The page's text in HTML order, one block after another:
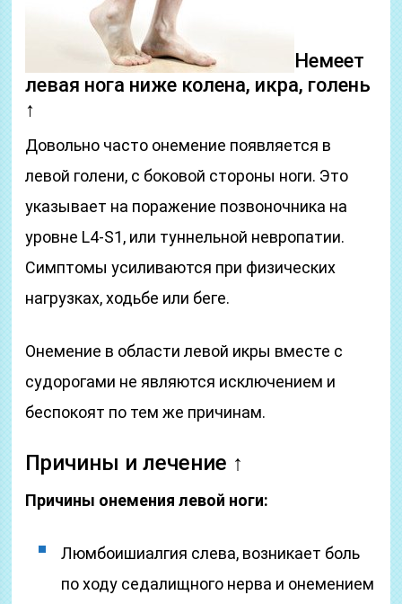
Немеет
левая нога ниже колена, икра, голень
↑
Довольно часто онемение появляется в
левой голени, с боковой стороны ноги. Это
указывает на поражение позвоночника на
уровне L4-S1, или туннельной невропатии.
Симптомы усиливаются при физических
нагрузках, ходьбе или беге.
Онемение в области левой икры вместе с
судорогами не являются исключением и
беспокоят по тем же причинам.
Причины и лечение ↑
Причины онемения левой ноги:
Люмбоишиалгия слева, возникает боль
по ходу седалищного нерва и онемением